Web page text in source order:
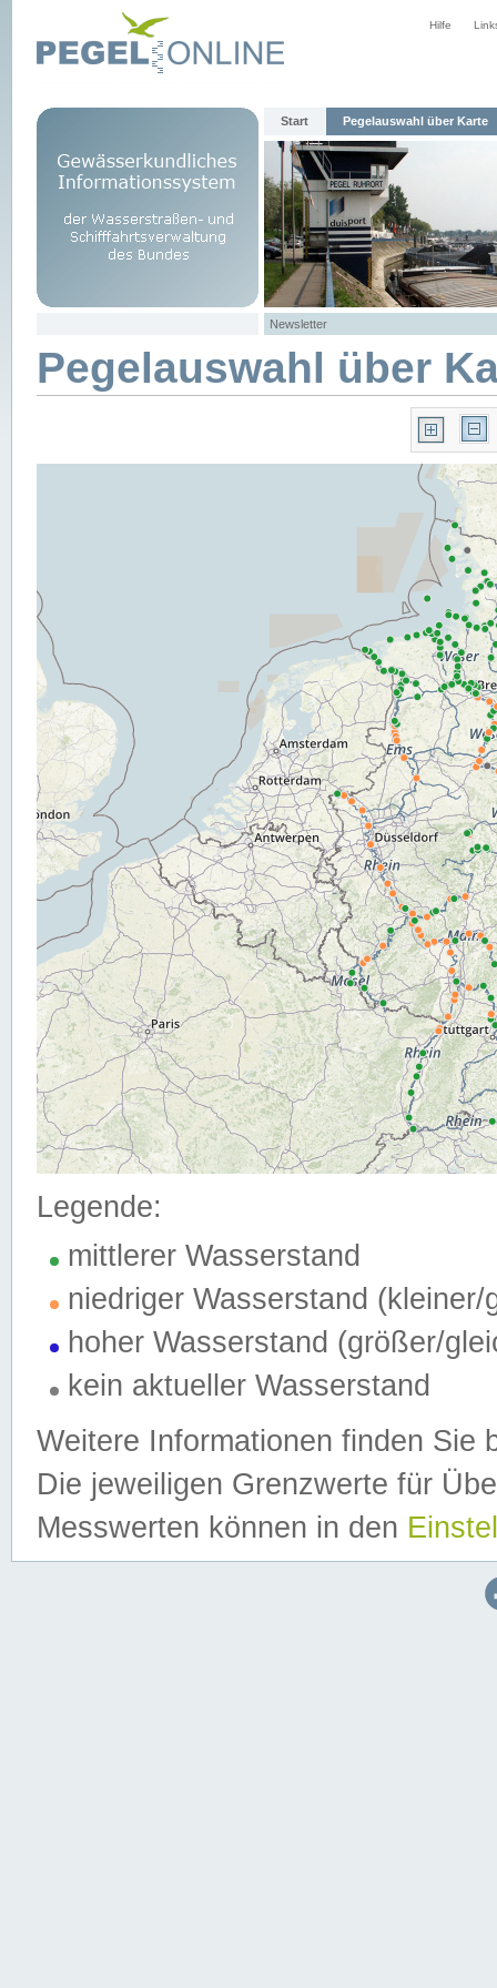
Hilfe
Start Pegelauswahl über Karte
Newsletter
Pegelauswahl über
Legende:
mittlerer Wasserstand
niedriger Wasserstand (kleiner/
hoher Wasserstand (größer/
kein aktueller Wasserstand
Weitere Informationen finden Sie
Die jeweiligen Grenzwerte für
Messwerten können in den